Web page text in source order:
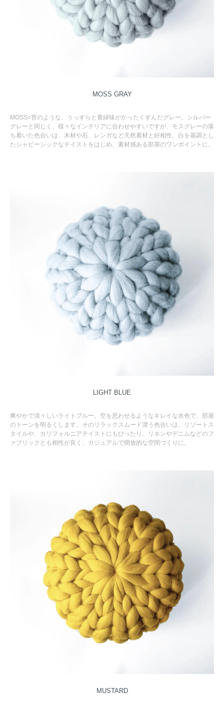
MOSS GRAY
MOSS=苔のような、うっすらと黄緑味がかったくすんだグレー。シルバー
グレーと同じく、様々なインテリアに合わせやすいですが、モスグレーの落
ち着いた色合いは、木材や石、レンガなど天然素材と好相性。白を基調とし
たシャビーシックなテイストをはじめ、素材感ある部屋のワンポイントに。
LIGHT BLUE
爽やかで清々しいライトブルー。空を思わせるようなキレイな水色で、部屋
のトーンを明るくします。そのリラックスムード漂う色合いは、リゾートス
タイルや、カリフォルニアテイストにもぴったり。リネンやデニムなどのフ
ァブリックとも相性が良く、カジュアルで開放的な空間づくりに。
MUSTARD